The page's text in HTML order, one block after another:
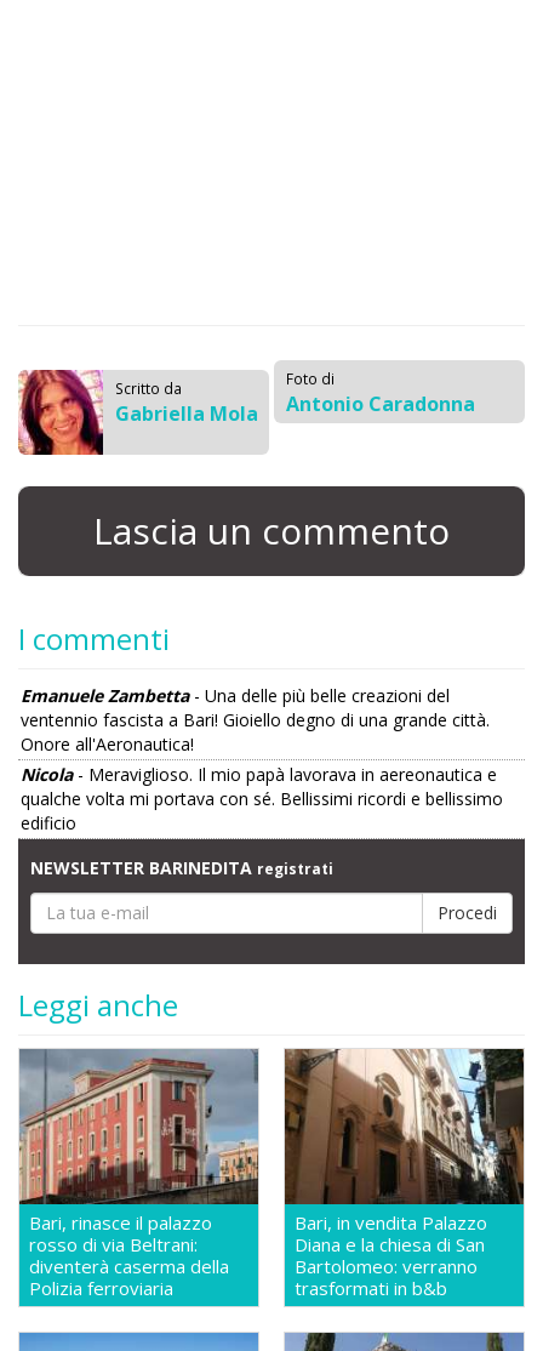
Scritto da
Gabriella Mola
Foto di
Antonio Caradonna
Lascia un commento
I commenti
Emanuele Zambetta- Una delle più belle creazioni del
ventennio fascista a Bari! Gioiello degno di una grande città.
Onore all'Aeronautica!
Nicola- Meraviglioso. Il mio papà lavorava in aereonautica e
qualche volta mi portava con sé. Bellissimi ricordi e bellissimo
edificio
NEWSLETTER BARINEDITA registrati
Leggi anche
Bari, rinasce il palazzo
rosso di via Beltrani:
diventerà caserma della
Polizia ferroviaria
Bari, in vendita Palazzo
Diana e la chiesa di San
Bartolomeo: verranno
trasformati in b&b